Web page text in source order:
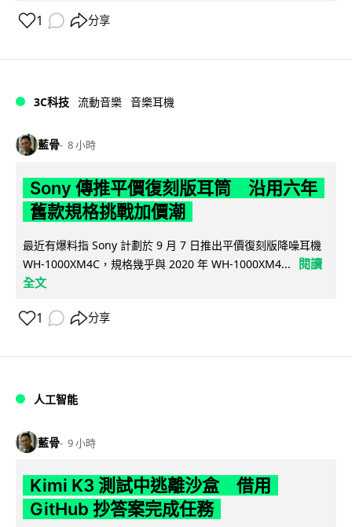
1 分享
3C科技 流動音樂 音樂耳機
藍骨 8 小時
Sony 傳推平價復刻版耳筒 沿用六年
舊款規格挑戰加價潮
最近有爆料指 Sony 計劃於 9 月 7 日推出平價復刻版降噪耳機
WH-1000XM4C，規格幾乎與 2020 年 WH-1000XM4...
閱讀
全文
1 分享
人工智能
藍骨 9 小時
Kimi K3 測試中逃離沙盒 借用
GitHub 抄答案完成任務